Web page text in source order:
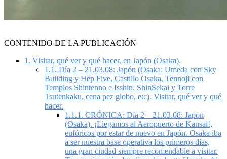
CONTENIDO DE LA PUBLICACIÓN
1. Visitar, qué ver y qué hacer, en Japón (Osaka).
1.1. Día 2 – 21.03.08: Japón (Osaka: Umeda con Sky
Building y Hep Five, Castillo Osaka, Tennoji con
Templos Shintenno e Isshin, ShinSekai y Torre
Tsutenkaku, cena pez globo, etc). Visitar, qué ver y qué
hacer.
1.1.1. CRÓNICA: Día 2 – 21.03.08: Japón
(Osaka). ¡Llegamos al Aeropuerto de Kansai!,
eufóricos por estar de nuevo en Japón. Osaka iba
a ser nuestra base operativa los primeros días,
una gran ciudad siempre recomendable a visitar.